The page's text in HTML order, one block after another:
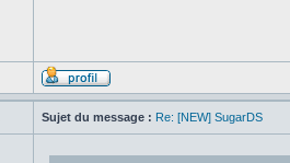
Sujet du message : Re: [NEW] SugarDS